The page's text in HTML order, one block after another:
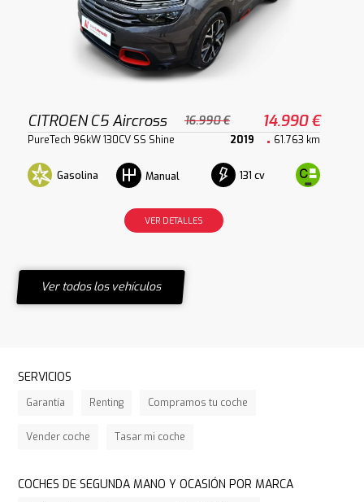
CITROEN C5 Aircross 16.990 € 14.990 €
PureTech 96kW 130CV SS Shine 2019 61.763 km
Gasolina Manual 131 cv
VER DETALLES
Ver todos los vehículos
SERVICIOS
Garantía Renting Compramos tu coche
Vender coche Tasar mi coche
COCHES DE SEGUNDA MANO Y OCASIÓN POR MARCA